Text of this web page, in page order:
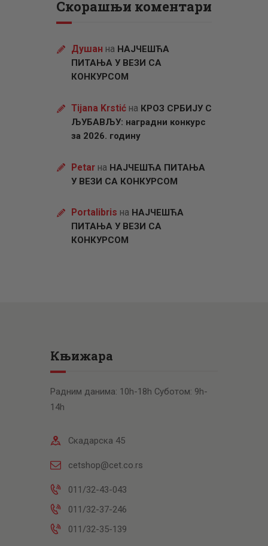
Скорашњи коментари
Душан на НАЈЧЕШЋА
ПИТАЊА У ВЕЗИ СА
КОНКУРСОМ
Tijana Krstićна КРОЗ СРБИЈУ С
ЉУБАВЉУ: наградни конкурс
за 2026. годину
Petarна НАЈЧЕШЋА ПИТАЊА
У ВЕЗИ СА КОНКУРСОМ
Portalibris на НАЈЧЕШЋА
ПИТАЊА У ВЕЗИ СА
КОНКУРСОМ
Књижара
Радним данима: 10h-18h Суботом: 9h-
14h
Скадарска 45
cetshop@cet.co.rs
011/32-43-043
011/32-37-246
011/32-35-139